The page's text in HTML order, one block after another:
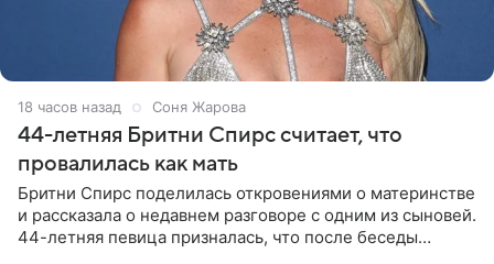
18 часов назад Соня Жарова
44-летняя Бритни Спирс считает, что
провалилась как мать
Бритни Спирс поделилась откровениями о материнстве
и рассказала о недавнем разговоре с одним из сыновей.
44-летняя певица призналась, что после беседы